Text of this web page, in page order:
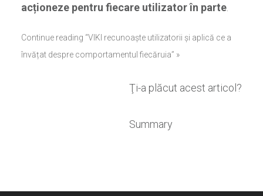
acționeze pentru fiecare utilizator în parte
Continue reading “VIKI recunoaște utilizatorii și aplică ce a
învățat despre comportamentul fiecăruia” »
Ţi-a plăcut acest articol?
Summary